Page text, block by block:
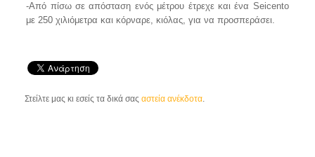
-Από πίσω σε απόσταση ενός μέτρου έτρεχε και ένα Seicento
με 250 χιλιόμετρα και κόρναρε, κιόλας, για να προσπεράσει.
Στείλτε μας κι εσείς τα δικά σαςαστεία ανέκδοτα.